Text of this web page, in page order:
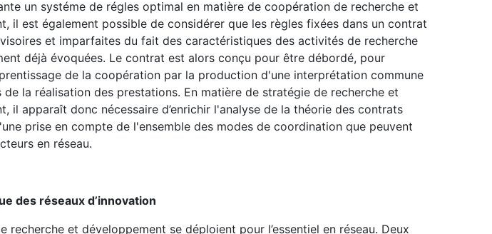
un systéme de régles optimal en matière de coopération de recherche et
il est également possible de considérer que les règles fixées dans un contrat
et imparfaites du fait des caractéristiques des activités de recherche
déjà évoquées. Le contrat est alors conçu pour être débordé, pour
de la coopération par la production d'une interprétation commune
de la réalisation des prestations. En matière de stratégie de recherche et
il apparaît donc nécessaire d’enrichir l'analyse de la théorie des contrats
prise en compte de l'ensemble des modes de coordination que peuvent
en réseau.
des réseaux d’innovation
recherche et développement se déploient pour l’essentiel en réseau. Deux